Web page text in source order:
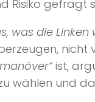
gefragt
was die Linken
nicht
ist,
wählen und